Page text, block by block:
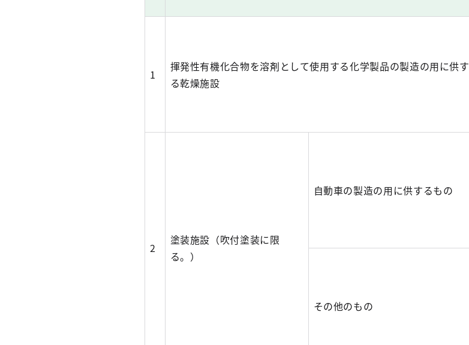
1
揮発性有機化合物を溶剤として使用する化学製品の製造の用に供す
る乾燥施設
2
塗装施設（吹付塗装に限
る。）
自動車の製造の用に供するもの
その他のもの